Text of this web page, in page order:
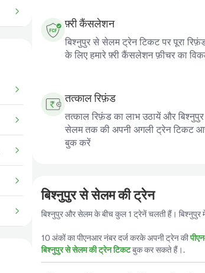
फ़्री कैंसलेशन
बिश्नुपुर से सेलम ट्रेन टिकट पर पूरा
के लिए हमारे फ़्री कैंसलेशन फ़ीचर का
तत्काल रिफ़ंड
तत्काल रिफ़ंड का लाभ उठायें और
सेलम तक की अपनी अगली ट्रेन टिकट
बुक करें
बिश्नुपुर से सेलम की ट्रेन
बिश्नुपुर और सेलम के बीच कुल 1 ट्रेनें चलती हैं।
10 अंकों का पीएनआर नंबर दर्ज करके अपनी ट्रेन की
बिश्नुपुर से सेलम की ट्रेन टिकटबुक कर सकते हैं।.